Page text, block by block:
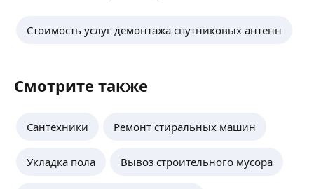
Стоимость услуг демонтажа спутниковых антенн
Смотрите также
Сантехники Ремонт стиральных машин
Укладка пола Вывоз строительного мусора